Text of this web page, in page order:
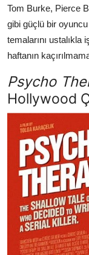
Tom Burke, Pierce
gibi güçlü bir
temalarını
haftanın
Psycho
Hollywood